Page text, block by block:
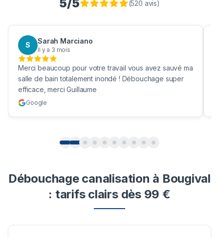
5/5 (520 avis)
A Aaron Boukhris
Il y a 3 mois
Bravo pour nettoyage de ma fosses septique ! Enfin
une vrai société efficace et qui nettoie vraiment ma
cuve !
Google
Débouchage canalisation à Bougival
: tarifs clairs dès 99 €